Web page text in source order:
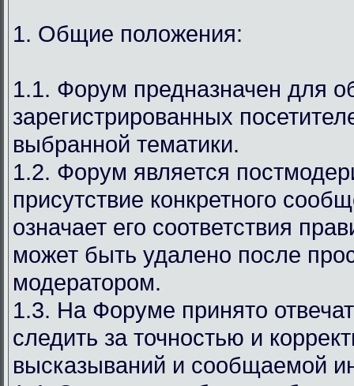
1. Общие положения:
1.1. Форум предназначен для
зарегистрированных
выбранной тематики.
1.2. Форум является
присутствие конкретного
означает его соответствия
может быть удалено после
модератором.
1.3. На Форуме принято
следить за точностью и
высказываний и сообщаемой